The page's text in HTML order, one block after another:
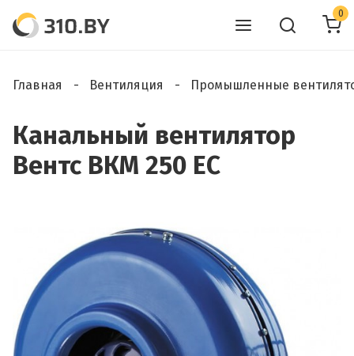
0
Главная Вентиляция Промышленные
Канальный вентилятор
Вентс ВКМ 250 ЕС